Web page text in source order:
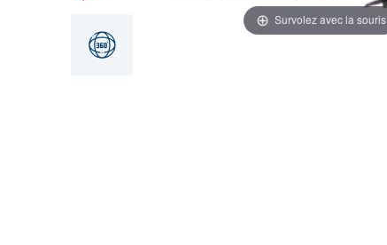
Survolez avec la souris